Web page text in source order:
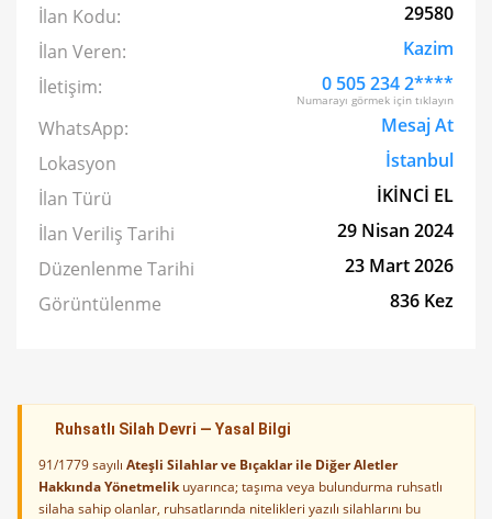
İlan Kodu:
29580
İlan Veren:
Kazim
İletişim:
0 505 234 2****
Numarayı görmek için tıklayın
WhatsApp:
Mesaj At
Lokasyon
İstanbul
İlan Türü
İKİNCİ EL
İlan Veriliş Tarihi
29 Nisan 2024
Düzenlenme Tarihi
23 Mart 2026
Görüntülenme
836 Kez
Ruhsatlı Silah Devri — Yasal Bilgi
91/1779 sayılı Ateşli Silahlar ve Bıçaklar ile Diğer Aletler
Hakkında Yönetmelikuyarınca; taşıma veya bulundurma ruhsatlı
silaha sahip olanlar, ruhsatlarında nitelikleri yazılı silahlarını bu